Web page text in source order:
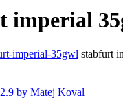
imperial
stabfurt